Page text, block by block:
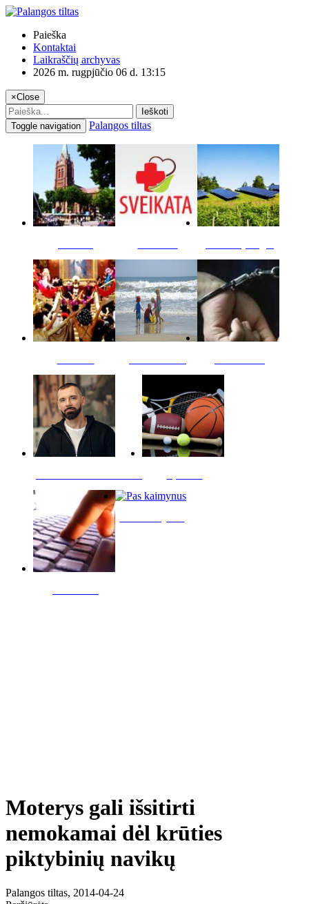
Paieška
Kontaktai
Laikraščių archyvas
2026 m. rugpjūčio 06 d. 13:15
×Close
Ieškoti
Toggle navigation
Palangos tiltas
Moterys gali išsitirti
nemokamai dėl krūties
piktybinių navikų
Palangos tiltas, 2014-04-24